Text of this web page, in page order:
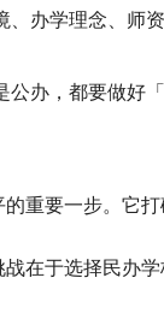
、办学理念、师
公办，都要做好
重要一步。它
在于选择民办